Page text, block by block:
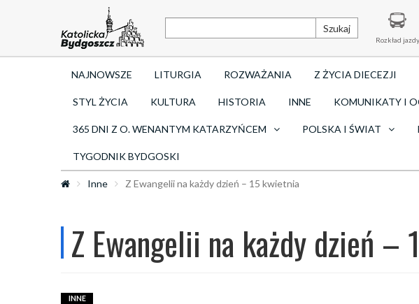
Szukaj
Rozkład jazdy
NAJNOWSZE LITURGIA ROZWAŻANIA Z ŻYCIA DIECEZJI
STYL ŻYCIA KULTURA HISTORIA INNE KOMUNIKATY I
365 DNI Z O. WENANTYM KATARZYŃCEM POLSKA I ŚWIAT
TYGODNIK BYDGOSKI
Inne Z Ewangelii na każdy dzień – 15 kwietnia
Z Ewangelii na każdy dzień –
INNE